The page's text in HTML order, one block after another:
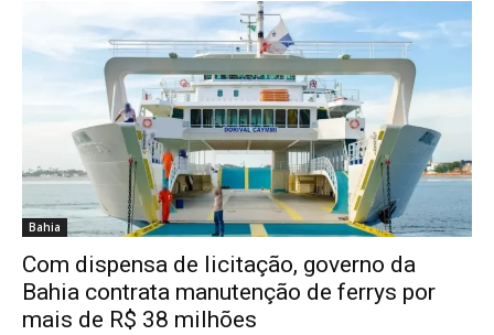
Bahia
Com dispensa de licitação, governo da
Bahia contrata manutenção de ferrys por
mais de R$ 38 milhões